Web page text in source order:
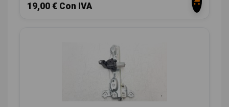
19,00 € Con IVA